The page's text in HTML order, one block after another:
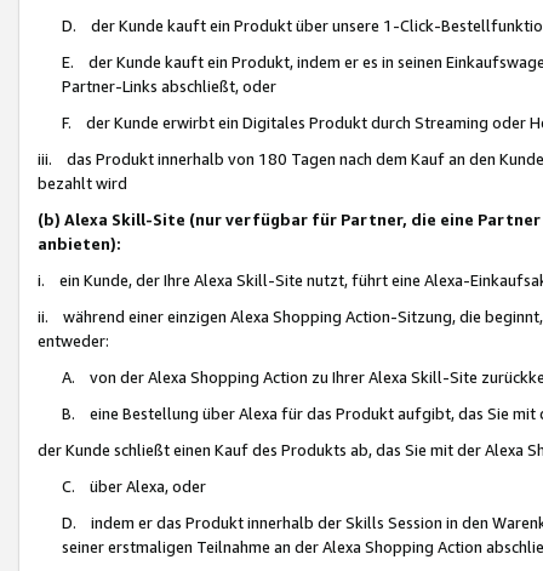
D. der Kunde kauft ein Produkt über unsere 1-Click-
E. der Kunde kauft ein Produkt, indem er es in seinen
Partner-Links abschließt, oder
F. der Kunde erwirbt ein Digitales Produkt durch Streaming oder
iii. das Produkt innerhalb von 180 Tagen nach dem Kauf an den
bezahlt wird
(b) Alexa Skill-Site (nur verfügbar für Partner, die eine
anbieten):
i. ein Kunde, der Ihre Alexa Skill-Site nutzt, führt eine Alexa-
ii. während einer einzigen Alexa Shopping Action-Sitzung, die
entweder:
A. von der Alexa Shopping Action zu Ihrer Alexa Skill-Site
B. eine Bestellung über Alexa für das Produkt aufgibt, das Sie mit
der Kunde schließt einen Kauf des Produkts ab, das Sie mit der Alexa
C. über Alexa, oder
D. indem er das Produkt innerhalb der Skills Session in den
seiner erstmaligen Teilnahme an der Alexa Shopping Action